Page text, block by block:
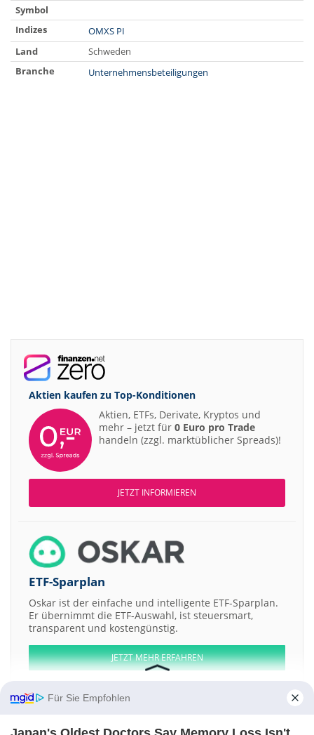
Symbol
Indizes
OMXS PI
Land
Schweden
Branche
Unternehmensbeteiligungen
Aktien kaufen zu Top-Konditionen
Aktien, ETFs, Derivate, Kryptos und
mehr – jetzt für 0 Euro pro Trade
handeln (zzgl. marktüblicher Spreads)!
JETZT INFORMIEREN
ETF-Sparplan
Oskar ist der einfache und intelligente ETF-Sparplan.
Er übernimmt die ETF-Auswahl, ist steuersmart,
transparent und kostengünstig.
JETZT MEHR ERFAHREN
Für Sie Empfohlen